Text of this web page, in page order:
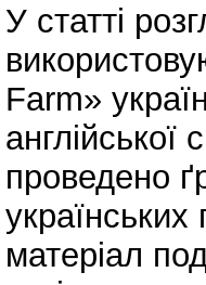
У статті
Farm»
англійської
проведено
матеріал